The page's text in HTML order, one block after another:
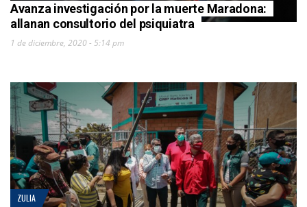
Avanza investigación por la muerte Maradona:
allanan consultorio del psiquiatra
1 de diciembre, 2020 - 5:14 pm
ZULIA